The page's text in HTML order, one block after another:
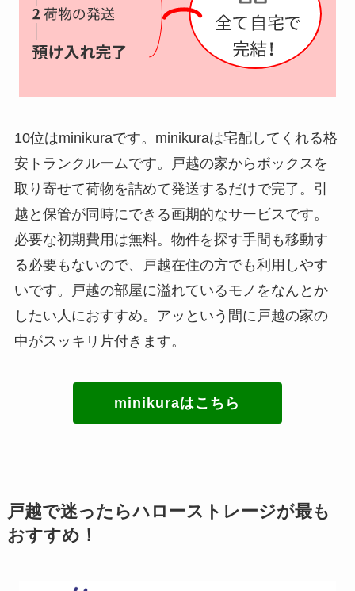
10位はminikuraです。minikuraは宅配してくれる格
安トランクルームです。戸越の家からボックスを
取り寄せて荷物を詰めて発送するだけで完了。引
越と保管が同時にできる画期的なサービスです。
必要な初期費用は無料。物件を探す手間も移動す
る必要もないので、戸越在住の方でも利用しやす
いです。戸越の部屋に溢れているモノをなんとか
したい人におすすめ。アッという間に戸越の家の
中がスッキリ片付きます。
minikuraはこちら
戸越で迷ったらハローストレージが最も
おすすめ！